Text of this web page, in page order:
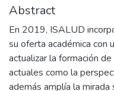
Abstract
En 2019, ISALUD
su oferta académica con
actualizar la formación
actuales como la
además amplía la